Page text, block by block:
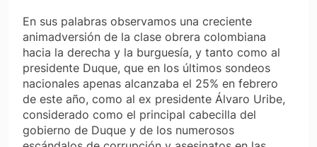
En sus palabras observamos una creciente
animadversión de la clase obrera colombiana
hacia la derecha y la burguesía, y tanto como al
presidente Duque, que en los últimos sondeos
nacionales apenas alcanzaba el 25% en febrero
de este año, como al ex presidente Álvaro Uribe,
considerado como el principal cabecilla del
gobierno de Duque y de los numerosos